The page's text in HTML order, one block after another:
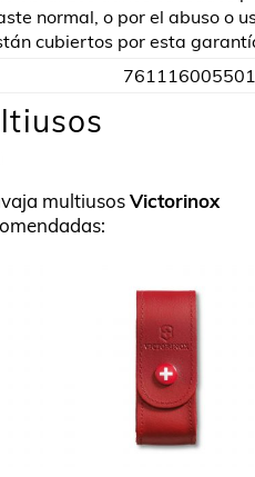
normal, o por el abuso o
cubiertos por esta
multiusosVictorinox